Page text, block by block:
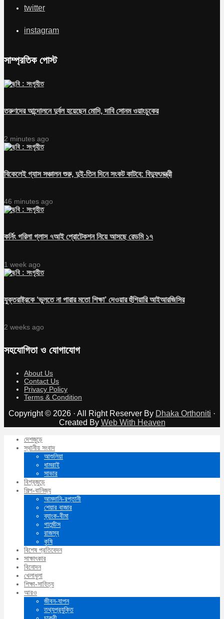
twitter
instagram
সাম্প্রতিক পোস্ট
তরুণদের আন্দোলনে দুর্বল হয়েছেন মোদি, দাবি সোনম ওয়াংচুকের
2 minutes ago
বিকেলেই গ্যাস সঞ্চালন শুরু, দুই-তিন দিনে সংকট কাটবে: বিদ্যুৎমন্ত্রী
46 minutes ago
কর্নিং গরিলা গ্লাস ৭আই প্রোটেকশন নিয়ে আসছে রেডমি ১৭
1 week ago
যুক্তরাষ্ট্রকে ‘ভুলতে না পারার মতো শিক্ষা’ দেওয়ার হুঁশিয়ারি আইআরজিসির
2 weeks ago
সহযোগিতা ও যোগাযোগ
About Us
Contact Us
Privacy Policy
Terms & Condition
Copyright © 2026 · All Right Reserver By Dhaka Orthoniti ·
Created By Web With Heaven
দেশজুড়ে
স্থানীয় সংবাদ
আশুলিয়া
ধামরাই
সাভার
বিশ্বজুড়ে
শিল্প-বানিজ্য
আমদানি-রপ্তানী
শেয়ার বাজার
ব্যাংক-বীমা
গার্মেন্টস
রাজস্ব
কৃষি
বিশেষ প্রতিবেদন
সাক্ষাৎকার
বিনোদন
খেলাধুলা
শিক্ষা-সাহিত্য
আরও
জীবন-যাপন
তথ্যপ্রযুক্তি